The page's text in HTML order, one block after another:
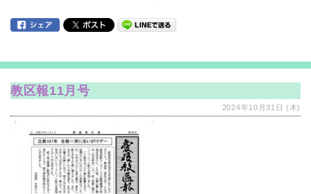
教区報11月号
2024年10月31日 (木)